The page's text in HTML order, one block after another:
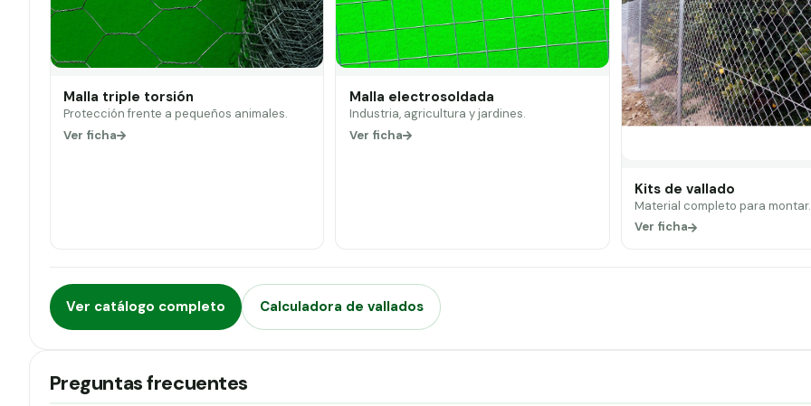
Malla triple torsión
Protección frente a pequeños animales.
Ver ficha
Malla electrosoldada
Industria, agricultura y jardines.
Ver ficha
Kits de vallado
Material completo para montar.
Ver ficha
Ver catálogo completo Calculadora de vallados
Preguntas frecuentes